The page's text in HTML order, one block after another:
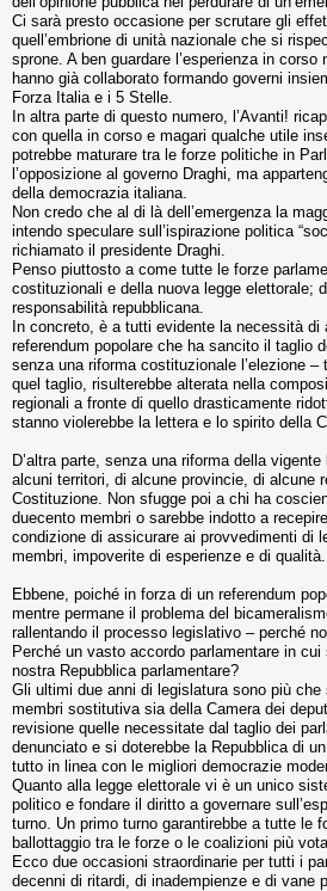
Ci sarà presto occasione per scrutare gli
quell’embrione di unità nazionale che si
sprone. A ben guardare l’esperienza in
hanno già collaborato formando governi
Forza Italia e i 5 Stelle.
In altra parte di questo numero, l’Avanti!
con quella in corso e magari qualche utile
potrebbe maturare tra le forze politiche in
l’opposizione al governo Draghi, ma
della democrazia italiana.
Non credo che al di là dell’emergenza la
intendo speculare sull’ispirazione politica
richiamato il presidente Draghi.
Penso piuttosto a come tutte le forze
costituzionali e della nuova legge elettorale;
responsabilità repubblicana.
In concreto, è a tutti evidente la necessità di
referendum popolare che ha sancito il taglio
senza una riforma costituzionale l’elezione
quel taglio, risulterebbe alterata nella
regionali a fronte di quello drasticamente
stanno violerebbe la lettera e lo spirito della
D’altra parte, senza una riforma della
alcuni territori, di alcune provincie, di alcune
Costituzione. Non sfugge poi a chi ha
duecento membri o sarebbe indotto a
condizione di assicurare ai provvedimenti di
membri, impoverite di esperienze e di qualità.
Ebbene, poiché in forza di un referendum
mentre permane il problema del
rallentando il processo legislativo – perché
Perché un vasto accordo parlamentare in
nostra Repubblica parlamentare?
Gli ultimi due anni di legislatura sono più
membri sostitutiva sia della Camera dei
revisione quelle necessitate dal taglio dei
denunciato e si doterebbe la Repubblica di
tutto in linea con le migliori democrazie
Quanto alla legge elettorale vi è un unico
politico e fondare il diritto a governare
turno. Un primo turno garantirebbe a tutte le
ballottaggio tra le forze o le coalizioni più
Ecco due occasioni straordinarie per tutti i
decenni di ritardi, di inadempienze e di vane